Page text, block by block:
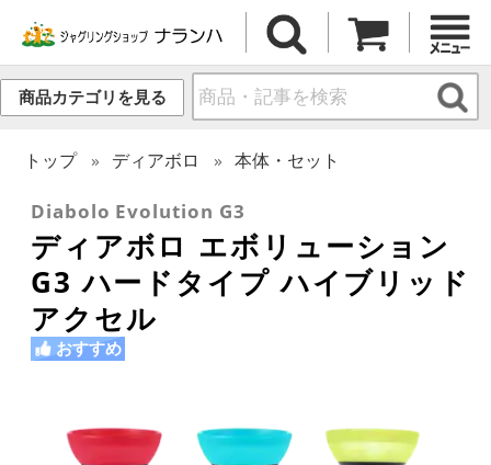
商品カテゴリを見る
トップ ディアボロ 本体・セット
Diabolo Evolution G3
ディアボロ エボリューション
G3 ハードタイプ ハイブリッド
アクセル
おすすめ